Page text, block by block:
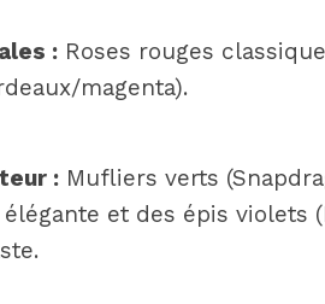
:Roses rouges
magenta).
:Mufliers verts
et des épis violets